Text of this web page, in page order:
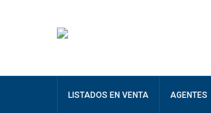
LISTADOS EN VENTA AGENTES